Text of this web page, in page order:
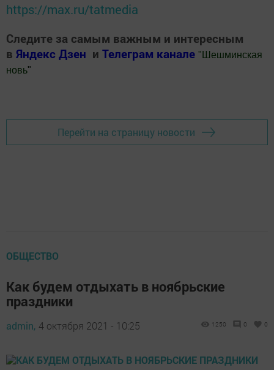
https://max.ru/tatmedia
Следите за самым важным и интересным
в Яндекс Дзен и Телеграм канале " Шешминская
новь"
Перейти на страницу новости
ОБЩЕСТВО
Как будем отдыхать в ноябрьские
праздники
admin, 4 октября 2021 - 10:25 1250 0 0